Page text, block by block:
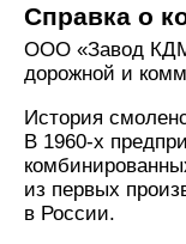
Справка о
ООО «Завод
дорожной и
История
В 1960-х
из первых
в России.